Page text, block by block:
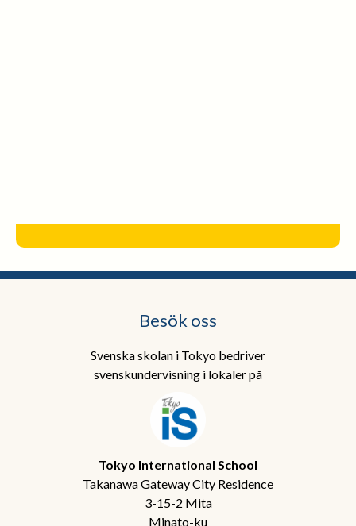
Besök oss
Svenska skolan i Tokyo bedriver
svenskundervisning i lokaler på
Tokyo International School
Takanawa Gateway City Residence
3-15-2 Mita
Minato-ku